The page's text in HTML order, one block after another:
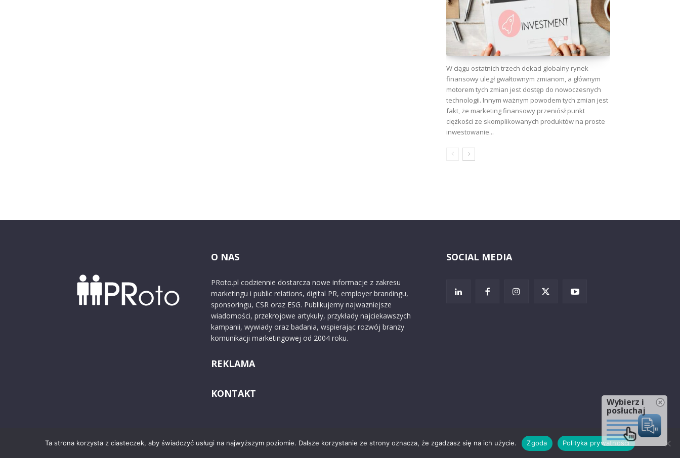
W ciągu ostatnich trzech dekad globalny rynek
finansowy uległ gwałtownym zmianom, a głównym
motorem tych zmian jest dostęp do nowoczesnych
technologii. Innym ważnym powodem tych zmian jest
fakt, że marketing finansowy przeniósł punkt
ciężkości ze skomplikowanych produktów na proste
inwestowanie...
O NAS
PRoto.pl codziennie dostarcza nowe informacje z zakresu
marketingu i public relations, digital PR, employer brandingu,
sponsoringu, CSR oraz ESG. Publikujemy najważniejsze
wiadomości, przekrojowe artykuły, przykłady najciekawszych
kampanii, wywiady oraz badania, wspierając rozwój branży
komunikacji marketingowej od 2004 roku.
REKLAMA
KONTAKT
SOCIAL MEDIA
© 2024 PRoto.pl O nas Reklama Zastrzeżenia prawne
Ta strona korzysta z ciasteczek, aby świadczyć usługi na najwyższym poziomie. Dalsze korzystanie ze strony oznacza, że zgadzasz się na ich użycie. Zgoda Polityka prywatności
Wybierz i
posłuchaj